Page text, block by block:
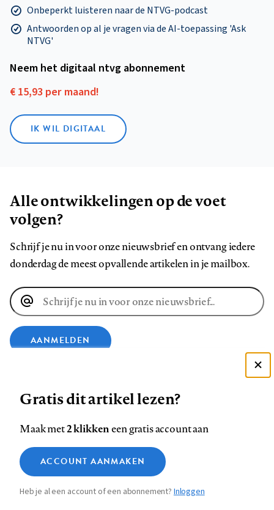
Onbeperkt luisteren naar de NTVG-podcast
Antwoorden op al je vragen via de AI-toepassing 'Ask
NTVG'
Neem het digitaal ntvg abonnement
€ 15,93 per maand!
IK WIL DIGITAAL
Alle ontwikkelingen op de voet
volgen?
Schrijf je nu in voor onze nieuwsbrief en ontvang iedere
donderdag de meest opvallende artikelen in je mailbox.
E-
mailadres
AANMELDEN
op
Facebook
op
LinkedIn
op
Bluesky
ons
op
InstagramYouTube
Footer
Contact Colofon Disclaimer Privacy
Medische vragen verdienen
betrouwbare antwoorden
Zie onze cookie policy
Analytische cookies
Marketing cookies
Gratis dit artikel lezen?
Maak met2 klikkeneen gratis account aan
ACCOUNT AANMAKEN
Heb je al een account of een abonnement?Inloggen